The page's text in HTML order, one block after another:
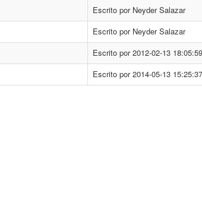
Escrito por Neyder Salazar
Escrito por Neyder Salazar
Escrito por 2012-02-13 18:05:59
Escrito por 2014-05-13 15:25:37